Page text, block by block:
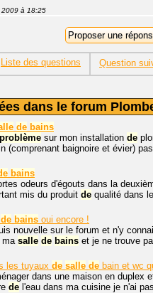
2009 à 18:25
Liste des questions Question
dans le forum
de bains
problème sur mon installation de
(comprenant baignoire et évier)
bains
odeurs d'égouts dans la
mis du produit de qualité dans
de bains oui encore !
nouvelle sur le forum et n'y
ma salle de bains et je ne trouve
les tuyaux de salle de bain et wc
dans une maison en duplex
de l'eau dans ma cuisine je n'ai pas